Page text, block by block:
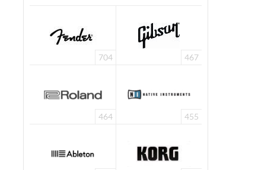
704 467
464 455